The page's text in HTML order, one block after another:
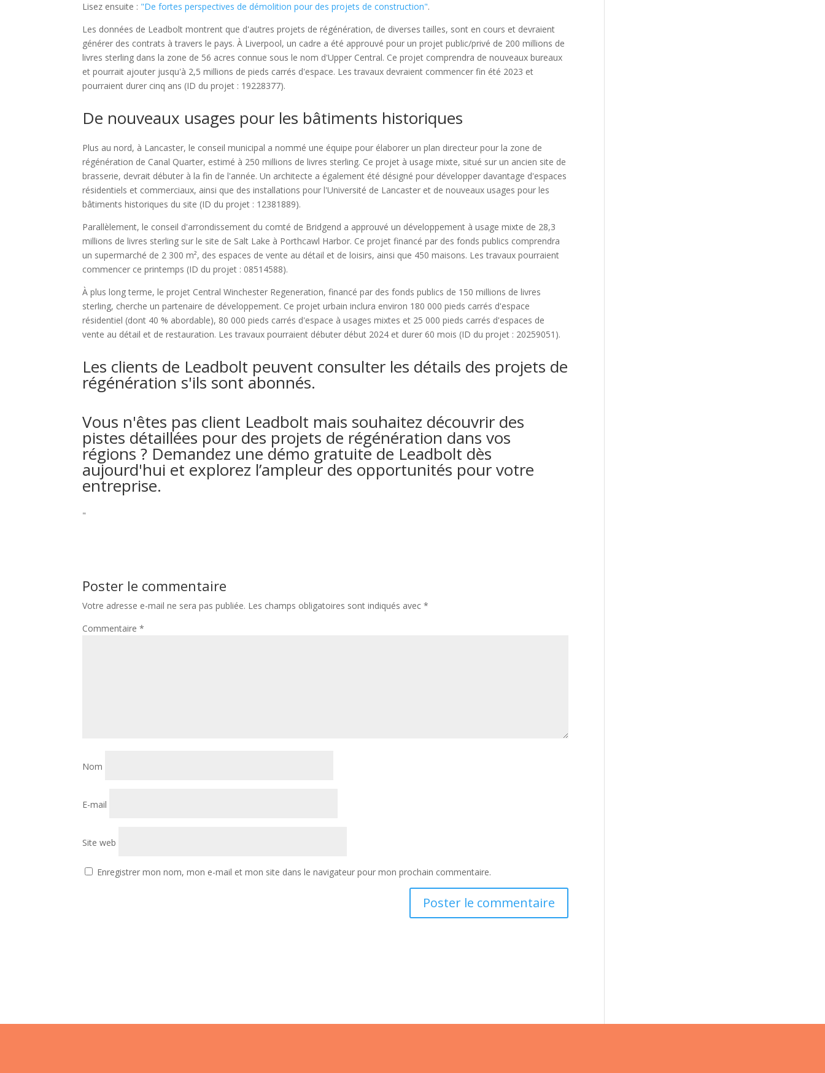
Lisez ensuite : "De fortes perspectives de démolition pour des projets de construction".
Les données de Leadbolt montrent que d'autres projets de régénération, de diverses tailles, sont en cours et devraient
générer des contrats à travers le pays. À Liverpool, un cadre a été approuvé pour un projet public/privé de 200 millions de
livres sterling dans la zone de 56 acres connue sous le nom d'Upper Central. Ce projet comprendra de nouveaux bureaux
et pourrait ajouter jusqu'à 2,5 millions de pieds carrés d'espace. Les travaux devraient commencer fin été 2023 et
pourraient durer cinq ans (ID du projet : 19228377).
De nouveaux usages pour les bâtiments historiques
Plus au nord, à Lancaster, le conseil municipal a nommé une équipe pour élaborer un plan directeur pour la zone de
régénération de Canal Quarter, estimé à 250 millions de livres sterling. Ce projet à usage mixte, situé sur un ancien site de
brasserie, devrait débuter à la fin de l'année. Un architecte a également été désigné pour développer davantage d'espaces
résidentiels et commerciaux, ainsi que des installations pour l'Université de Lancaster et de nouveaux usages pour les
bâtiments historiques du site (ID du projet : 12381889).
Parallèlement, le conseil d'arrondissement du comté de Bridgend a approuvé un développement à usage mixte de 28,3
millions de livres sterling sur le site de Salt Lake à Porthcawl Harbor. Ce projet financé par des fonds publics comprendra
un supermarché de 2 300 m², des espaces de vente au détail et de loisirs, ainsi que 450 maisons. Les travaux pourraient
commencer ce printemps (ID du projet : 08514588).
À plus long terme, le projet Central Winchester Regeneration, financé par des fonds publics de 150 millions de livres
sterling, cherche un partenaire de développement. Ce projet urbain inclura environ 180 000 pieds carrés d'espace
résidentiel (dont 40 % abordable), 80 000 pieds carrés d'espace à usages mixtes et 25 000 pieds carrés d'espaces de
vente au détail et de restauration. Les travaux pourraient débuter début 2024 et durer 60 mois (ID du projet : 20259051).
Les clients de Leadbolt peuvent consulter les détails des projets de
régénération s'ils sont abonnés.
Vous n'êtes pas client Leadbolt mais souhaitez découvrir des
pistes détaillées pour des projets de régénération dans vos
régions ? Demandez une démo gratuite de Leadbolt dès
aujourd'hui et explorez l’ampleur des opportunités pour votre
entreprise.
"
Poster le commentaire
Votre adresse e-mail ne sera pas publiée. Les champs obligatoires sont indiqués avec*
Commentaire*
Nom
E-mail
Site web
Enregistrer mon nom, mon e-mail et mon site dans le navigateur pour mon prochain commentaire.